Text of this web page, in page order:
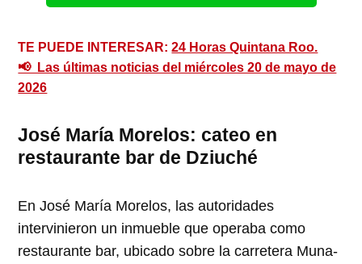
TE PUEDE INTERESAR:24 Horas Quintana Roo.
📢 Las últimas noticias del miércoles 20 de mayo de
2026
José María Morelos: cateo en
restaurante bar de Dziuché
En José María Morelos, las autoridades
intervinieron un inmueble que operaba como
restaurante bar, ubicado sobre la carretera Muna-